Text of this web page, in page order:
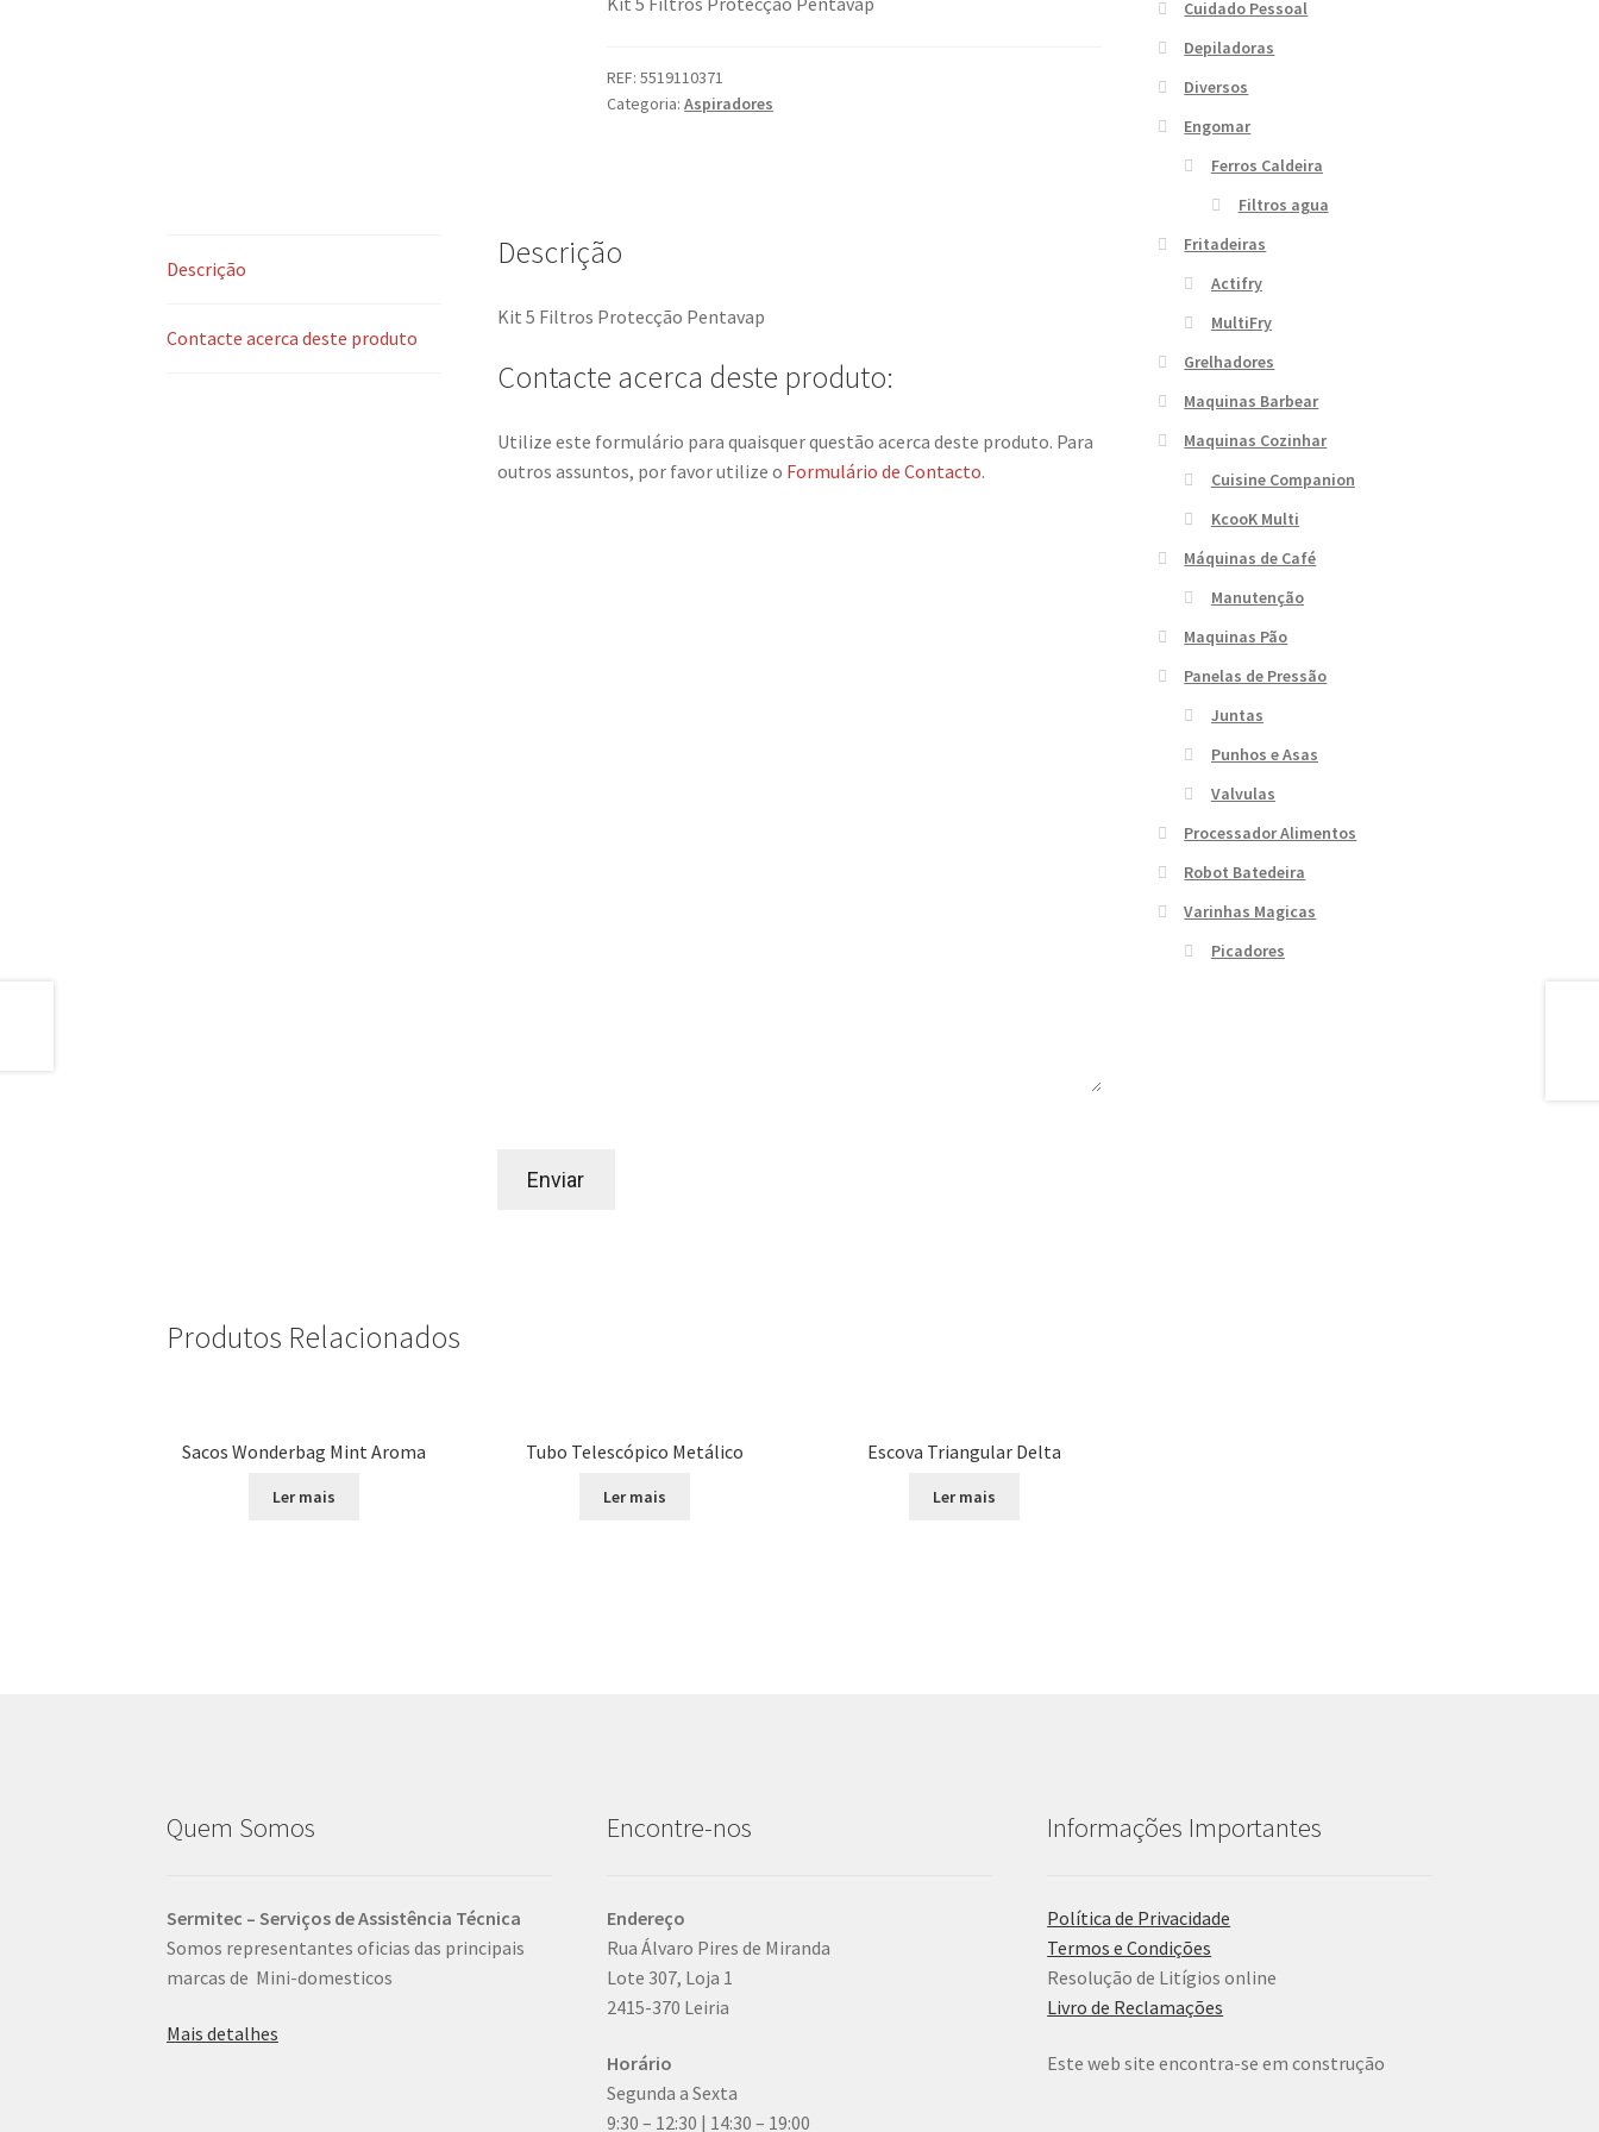
REF:5519110371
Categoria:Aspiradores
Descrição
Contacte acerca deste produto
Descrição
Kit 5 Filtros Protecção Pentavap
Contacte acerca deste produto:
Utilize este formulário para quaisquer questão acerca deste produto. Para
outros assuntos, por favor utilize o Formulário de Contacto.
Produtos Relacionados
Sacos Wonderbag Mint Aroma
Ler mais
Tubo Telescópico Metálico
Ler mais
Escova Triangular Delta
Ler mais
Cuidado Pessoal
Depiladoras
Diversos
Engomar
Ferros Caldeira
Filtros agua
Fritadeiras
Actifry
MultiFry
Grelhadores
Maquinas Barbear
Maquinas Cozinhar
Cuisine Companion
KcooK Multi
Máquinas de Café
Manutenção
Maquinas Pão
Panelas de Pressão
Juntas
Punhos e Asas
Valvulas
Processador Alimentos
Robot Batedeira
Varinhas Magicas
Picadores
Quem Somos
Sermitec – Serviços de Assistência Técnica
Somos representantes oficias das principais
marcas de Mini-domesticos
Mais detalhes
Encontre-nos
Endereço
Rua Álvaro Pires de Miranda
Lote 307, Loja 1
2415-370 Leiria
Horário
Segunda a Sexta
9:30 – 12:30 | 14:30 – 19:00
Informações Importantes
Política de Privacidade
Termos e Condições
Resolução de Litígios online
Livro de Reclamações
Este web site encontra-se em construção